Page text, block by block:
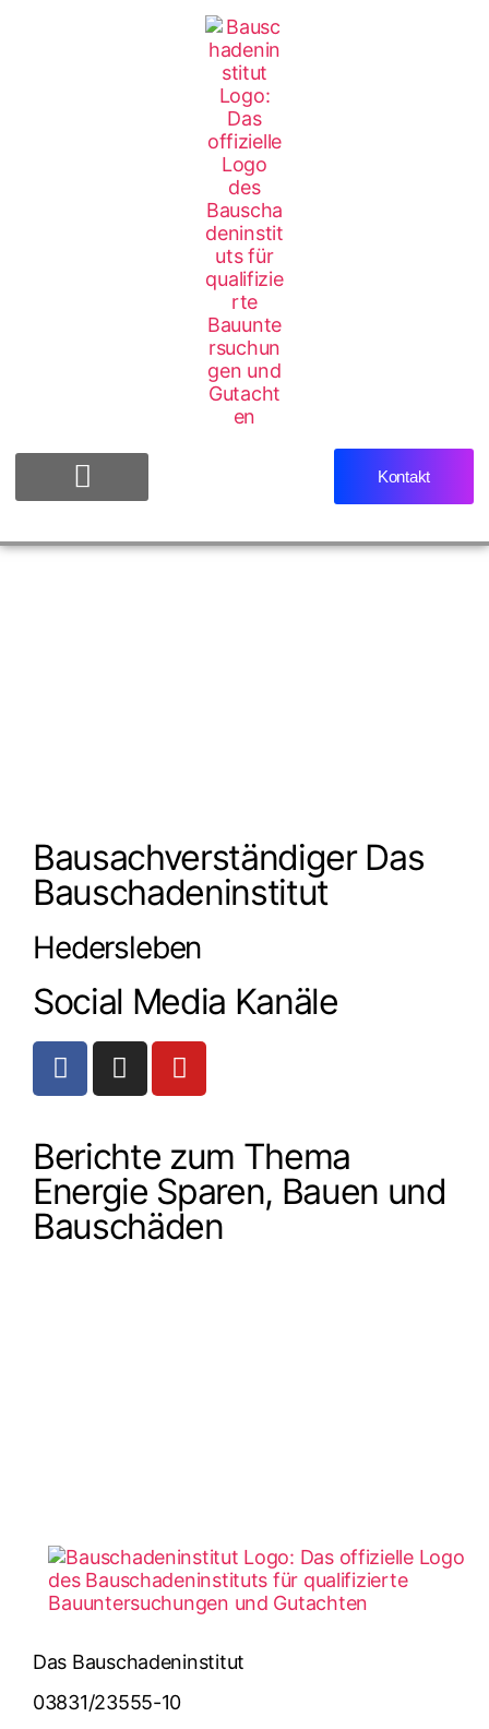
Kontakt
Bausachverständiger Das
Bauschadeninstitut
Hedersleben
Social Media Kanäle
Berichte zum Thema
Energie Sparen, Bauen und
Bauschäden
Das Bauschadeninstitut
03831/23555-10